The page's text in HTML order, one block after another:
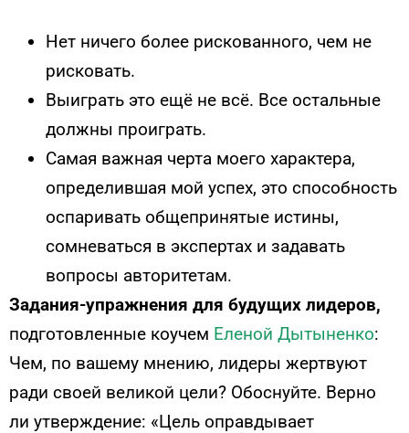
Нет ничего более рискованного, чем не
рисковать.
Выиграть это ещё не всё. Все остальные
должны проиграть.
Самая важная черта моего характера,
определившая мой успех, это способность
оспаривать общепринятые истины,
сомневаться в экспертах и задавать
вопросы авторитетам.
Задания-упражнения для будущих лидеров,
подготовленные коучем Еленой Дытыненко:
Чем, по вашему мнению, лидеры жертвуют
ради своей великой цели? Обоснуйте. Верно
ли утверждение: «Цель оправдывает